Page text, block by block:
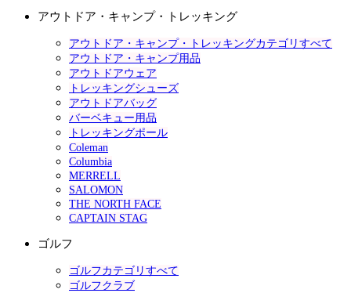
アウトドア・キャンプ・トレッキング
アウトドア・キャンプ・トレッキングカテゴリすべて
アウトドア・キャンプ用品
アウトドアウェア
トレッキングシューズ
アウトドアバッグ
バーベキュー用品
トレッキングポール
Coleman
Columbia
MERRELL
SALOMON
THE NORTH FACE
CAPTAIN STAG
ゴルフ
ゴルフカテゴリすべて
ゴルフクラブ